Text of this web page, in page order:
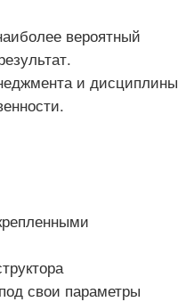
вероятный
и дисциплины
свои параметры